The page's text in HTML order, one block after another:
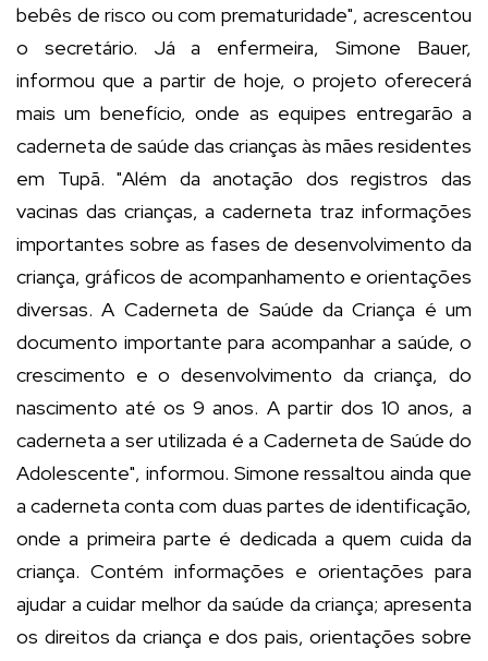
bebês de risco ou com prematuridade", acrescentou
o secretário. Já a enfermeira, Simone Bauer,
informou que a partir de hoje, o projeto oferecerá
mais um benefício, onde as equipes entregarão a
caderneta de saúde das crianças às mães residentes
em Tupã. "Além da anotação dos registros das
vacinas das crianças, a caderneta traz informações
importantes sobre as fases de desenvolvimento da
criança, gráficos de acompanhamento e orientações
diversas. A Caderneta de Saúde da Criança é um
documento importante para acompanhar a saúde, o
crescimento e o desenvolvimento da criança, do
nascimento até os 9 anos. A partir dos 10 anos, a
caderneta a ser utilizada é a Caderneta de Saúde do
Adolescente", informou. Simone ressaltou ainda que
a caderneta conta com duas partes de identificação,
onde a primeira parte é dedicada a quem cuida da
criança. Contém informações e orientações para
ajudar a cuidar melhor da saúde da criança; apresenta
os direitos da criança e dos pais, orientações sobre